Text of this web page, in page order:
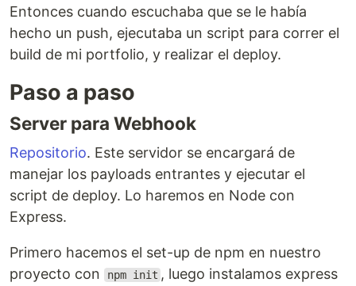
Entonces cuando escuchaba que se le había
hecho un push, ejecutaba un script para correr el
build de mi portfolio, y realizar el deploy.
Paso a paso
Server para Webhook
Repositorio. Este servidor se encargará de
manejar los payloads entrantes y ejecutar el
script de deploy. Lo haremos en Node con
Express.
Primero hacemos el set-up de npm en nuestro
proyecto con
npm init , luego instalamos express